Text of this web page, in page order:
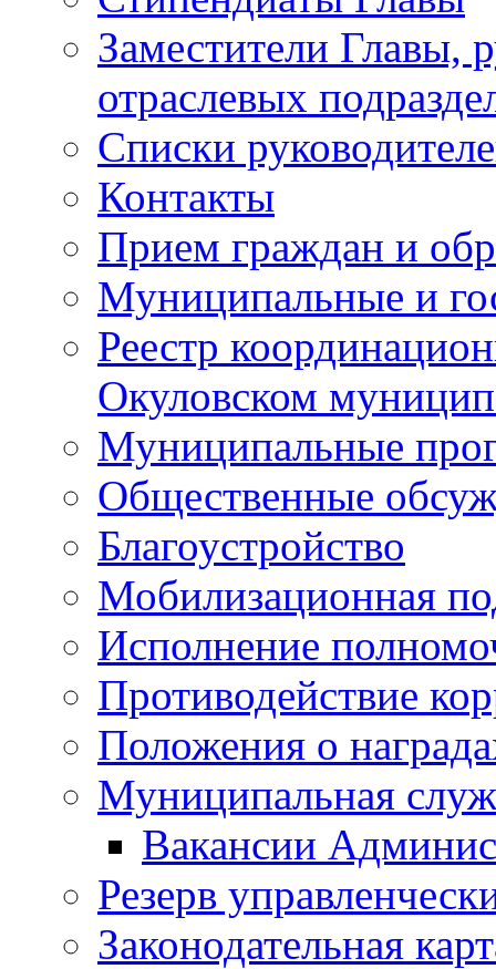
Заместители Главы,
отраслевых
Списки
Контакты
Прием граждан и
Муниципальные и
Реестр
Окуловском
Муниципальные
Общественные
Благоустройство
Мобилизационная
Исполнение
Противодействие
Положения о
Муниципальная
Вакансии
Резерв
Законодательная